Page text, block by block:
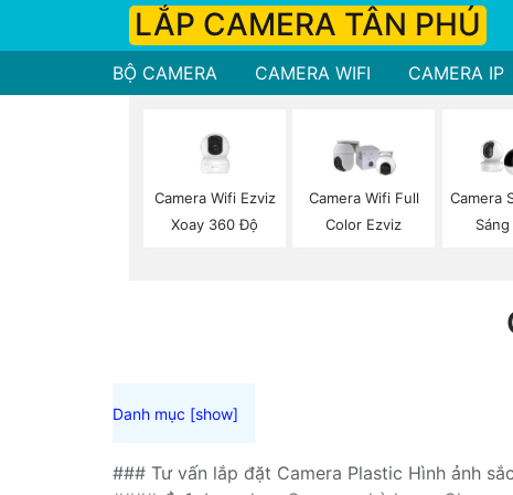
LẮP CAMERA TÂN PHÚ
BỘ CAMERA CAMERA WIFI CAMERA IP
Camera Wifi Ezviz
Xoay 360 Độ
Camera Wifi Full
Color Ezviz
Camera
### Tư vấn lắp đặt Camera Plastic Hình ảnh